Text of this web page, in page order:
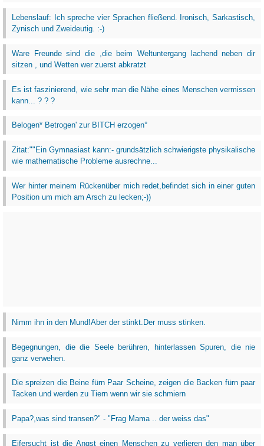
Lebenslauf: Ich spreche vier Sprachen fließend. Ironisch, Sarkastisch,
Zynisch und Zweideutig. :-)
Ware Freunde sind die ,die beim Weltuntergang lachend neben dir
sitzen , und Wetten wer zuerst abkratzt
Es ist faszinierend, wie sehr man die Nähe eines Menschen vermissen
kann... ? ? ?
Belogen* Betrogen' zur BITCH erzogen°
Zitat:""Ein Gymnasiast kann:- grundsätzlich schwierigste physikalische
wie mathematische Probleme ausrechne...
Wer hinter meinem Rückenüber mich redet,befindet sich in einer guten
Position um mich am Arsch zu lecken;-))
Nimm ihn in den Mund!Aber der stinkt.Der muss stinken.
Begegnungen, die die Seele berühren, hinterlassen Spuren, die nie
ganz verwehen.
Die spreizen die Beine fürn Paar Scheine, zeigen die Backen fürn paar
Tacken und werden zu Tiern wenn wir sie schmiern
Papa?,was sind transen?" - "Frag Mama .. der weiss das"
Eifersucht ist die Angst einen Menschen zu verlieren den man über